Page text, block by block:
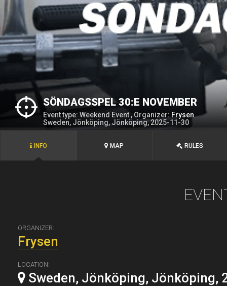
SÖNDAGSSPEL 30:E NOVEMBER
Event type: Weekend Event , Organizer: Frysen
Sweden, Jönköping, Jönköping, 2025-11-30
INFO MAP RULES
ORGANIZER:
Frysen
LOCATION:
Sweden, Jönköping, Jönköping,